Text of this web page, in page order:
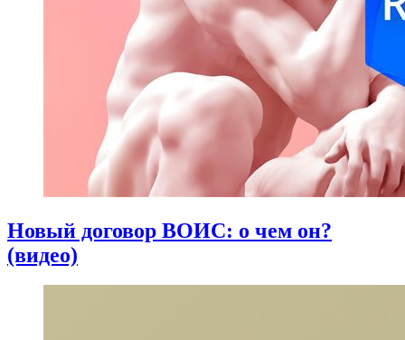
Новый договор ВОИС: о чем он?
(видео)